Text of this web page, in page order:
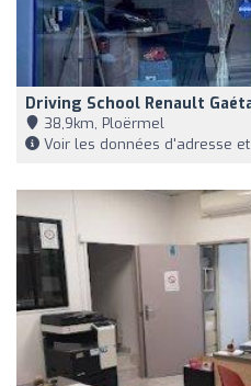
Driving School Renault
38,9km, Ploërmel
Voir les données d'adresse